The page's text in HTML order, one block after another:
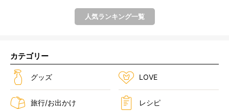
人気ランキング一覧
カテゴリー
グッズ LOVE
旅行/お出かけ レシピ